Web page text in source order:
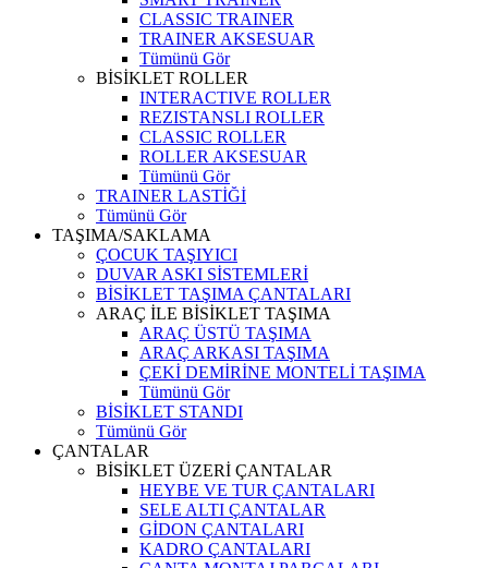
CLASSIC TRAINER
TRAINER AKSESUAR
Tümünü Gör
BİSİKLET ROLLER
INTERACTIVE ROLLER
REZISTANSLI ROLLER
CLASSIC ROLLER
ROLLER AKSESUAR
Tümünü Gör
TRAINER LASTİĞİ
Tümünü Gör
TAŞIMA/SAKLAMA
ÇOCUK TAŞIYICI
DUVAR ASKI SİSTEMLERİ
BİSİKLET TAŞIMA ÇANTALARI
ARAÇ İLE BİSİKLET TAŞIMA
ARAÇ ÜSTÜ TAŞIMA
ARAÇ ARKASI TAŞIMA
ÇEKİ DEMİRİNE MONTELİ TAŞIMA
Tümünü Gör
BİSİKLET STANDI
Tümünü Gör
ÇANTALAR
BİSİKLET ÜZERİ ÇANTALAR
HEYBE VE TUR ÇANTALARI
SELE ALTI ÇANTALAR
GİDON ÇANTALARI
KADRO ÇANTALARI